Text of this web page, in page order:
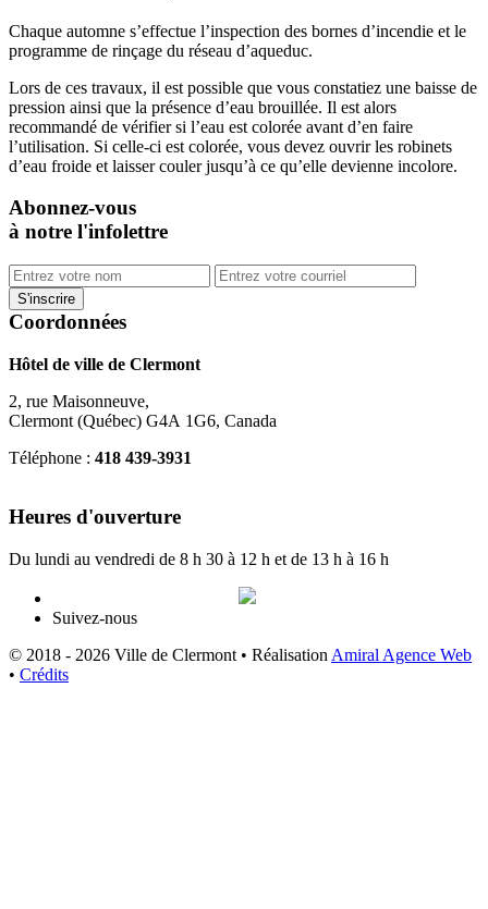
Chaque automne s’effectue l’inspection des bornes d’incendie et le
programme de rinçage du réseau d’aqueduc.
Lors de ces travaux, il est possible que vous constatiez une baisse de
pression ainsi que la présence d’eau brouillée. Il est alors
recommandé de vérifier si l’eau est colorée avant d’en faire
l’utilisation. Si celle-ci est colorée, vous devez ouvrir les robinets
d’eau froide et laisser couler jusqu’à ce qu’elle devienne incolore.
Abonnez-vous
à notre l'infolettre
Coordonnées
Hôtel de ville de Clermont
2, rue Maisonneuve,
Clermont (Québec) G4A 1G6, Canada
Téléphone : 418 439-3931
Heures d'ouverture
Du lundi au vendredi de 8 h 30 à 12 h et de 13 h à 16 h
Suivez-nous
© 2018 - 2026 Ville de Clermont • Réalisation Amiral Agence Web
• Crédits